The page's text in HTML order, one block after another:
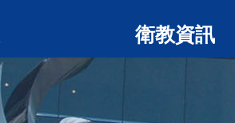
衛教資訊